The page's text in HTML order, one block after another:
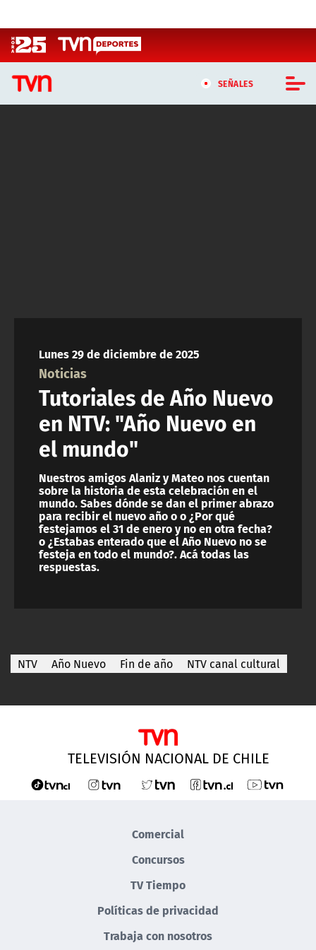
SEÑALES
ACTUALIDAD Y TENDENCIAS
CORPORATIVO Y TRANSPARENCIA
CANAL DE DENUNCIAS
ÁREA DE PROYECTOS
Lunes 29 de diciembre de 2025
Noticias
Tutoriales de Año Nuevo
en NTV: "Año Nuevo en
el mundo"
Nuestros amigos Alaniz y Mateo nos cuentan
sobre la historia de esta celebración en el
mundo. Sabes dónde se dan el primer abrazo
para recibir el nuevo año o o ¿Por qué
festejamos el 31 de enero y no en otra fecha?
o ¿Estabas enterado que el Año Nuevo no se
festeja en todo el mundo?. Acá todas las
respuestas.
NTV Año Nuevo Fin de año NTV canal cultural
TELEVISIÓN NACIONAL DE CHILE
Comercial
Concursos
TV Tiempo
Políticas de privacidad
Trabaja con nosotros